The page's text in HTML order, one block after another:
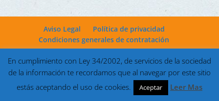
Aviso Legal
Política de privacidad
Condiciones generales de contratación
| Viajes Latitud Sur © 2022
En cumplimiento con Ley 34/2002, de servicios de la sociedad
de la información te recordamos que al navegar por este sitio
estás aceptando el uso de cookies.
Aceptar Leer Mas